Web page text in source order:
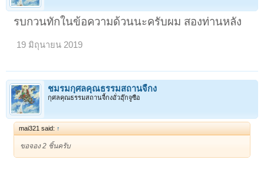
รบกวนทักในข้อความด้วนนะครับผม สองท่านหลัง
19 มิถุนายน 2019
ชมรมกุศลคุณธรรมสถานจี้กง
กุศลคุณธรรมสถานจี้กงอั่วฮุ๊กจูซือ
mai321 said: ↑
ขอจอง 2 ชิ้นครับ